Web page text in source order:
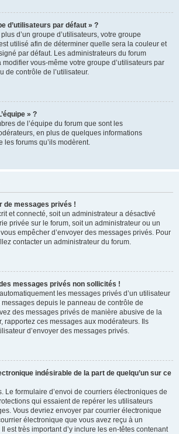
d’utilisateurs par défaut » ?
d’un groupe d’utilisateurs, votre groupe
utilisé afin de déterminer quelle sera la couleur et
par défaut. Les administrateurs du forum
vous-même votre groupe d’utilisateurs par
de contrôle de l’utilisateur.
» ?
de l’équipe du forum que sont les
en plus de quelques informations
les forums qu’ils modèrent.
de messages privés !
et connecté, soit un administrateur a désactivé
privée sur le forum, soit un administrateur ou un
empêcher d’envoyer des messages privés. Pour
contacter un administrateur du forum.
messages privés non sollicités !
les messages privés d’un utilisateur
depuis le panneau de contrôle de
des messages privés de manière abusive de la
rapportez ces messages aux modérateurs. Ils
d’envoyer des messages privés.
indésirable de la part de quelqu’un sur ce
Le formulaire d’envoi de courriers électroniques de
qui essaient de repérer les utilisateurs
Vous devriez envoyer par courrier électronique
électronique que vous avez reçu à un
est très important d’y inclure les en-têtes contenant